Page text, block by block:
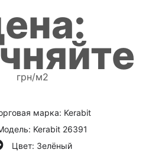
5
грн/м2
марка: Kerabit
Kerabit 26391
Цвет: Зелёный